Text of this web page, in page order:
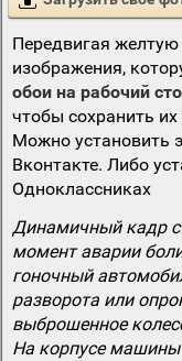
Передвигая
изображения,
обои на рабочий
чтобы сохранить
Можно установить
Вконтакте. Либо
Одноклассниках
Динамичный кадр с
момент аварии
гоночный
разворота или
выброшенное
На корпусе машины